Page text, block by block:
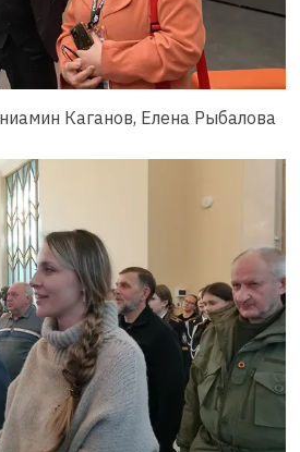
Каганов, Елена Рыбалова